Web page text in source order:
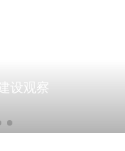
设观察
重点推进健康中